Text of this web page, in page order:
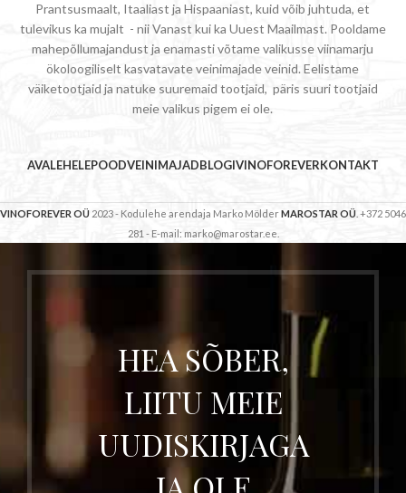
Prantsusmaalt, Itaaliast ja Hispaaniast, kuid võib juhtuda, et
tulevikus ka mujalt - nii Vanast kui ka Uuest Maailmast. Pooldame
mahepõllumajandust ja enamasti võtame valikusse viinamarju
ökoloogiliselt kasvatavate veinimajade veinid. Eelistame
väiketootjaid ja natuke suuremaid tootjaid, päris suuri tootjaid
meie valikus pigem ei ole.
AVALEHELEPOODVEINIMAJADBLOGIVINOFOREVERKONTAKT
VINOFOREVER OÜ 2023 - Kodulehe arendaja Marko MölderMAROSTAR OÜ . +372 5046
281 - E-mail: marko@marostar.ee.
HEA SÕBER,
LIITU MEIE
UUDISKIRJAGA